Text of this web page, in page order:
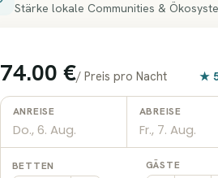
Stärke lokale Communities &
74.00 €/ Preis pro Nacht ★
ANREISE ABREISE
BETTEN GÄSTE